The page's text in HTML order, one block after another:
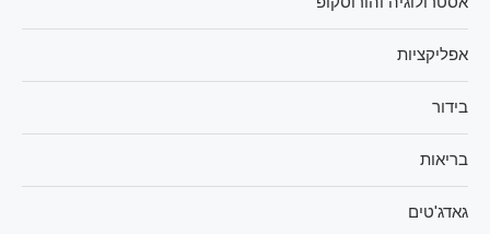
אפליקציות
בידור
בריאות
גאדג'טים